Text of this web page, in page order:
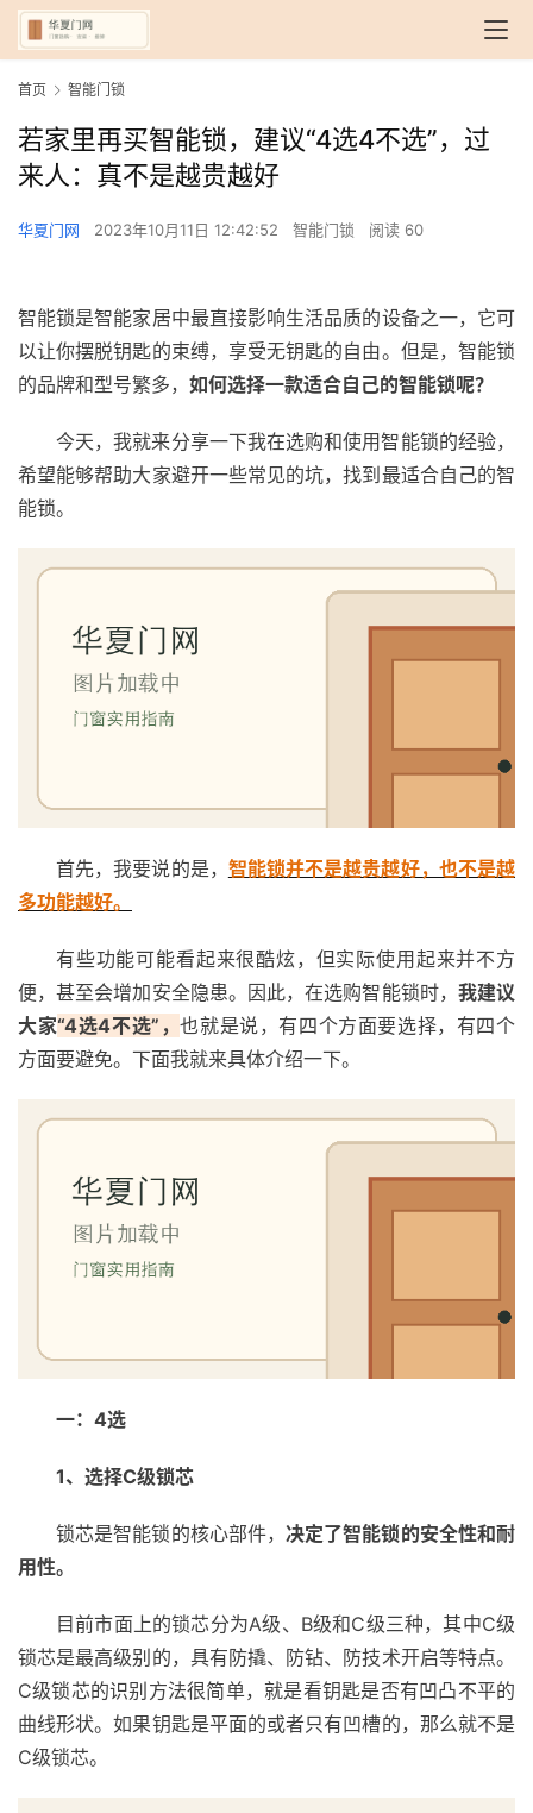
首页 智能门锁
若家里再买智能锁，建议“4选4不选”，过
来人：真不是越贵越好
华夏门网 2023年10月11日 12:42:52 智能门锁 阅读 60
智能锁是智能家居中最直接影响生活品质的设备之一，它可
以让你摆脱钥匙的束缚，享受无钥匙的自由。但是，智能锁
的品牌和型号繁多， 如何选择一款适合自己的智能锁呢？
今天，我就来分享一下我在选购和使用智能锁的经验，
希望能够帮助大家避开一些常见的坑，找到最适合自己的智
能锁。
首先，我要说的是， 智能锁并不是越贵越好，也不是越
多功能越好。
有些功能可能看起来很酷炫，但实际使用起来并不方
便，甚至会增加安全隐患。因此，在选购智能锁时， 我建议
大家“4选4不选”，也就是说，有四个方面要选择，有四个
方面要避免。下面我就来具体介绍一下。
一：4选
1、选择C级锁芯
锁芯是智能锁的核心部件，决定了智能锁的安全性和耐
用性。
目前市面上的锁芯分为A级、B级和C级三种，其中C级
锁芯是最高级别的，具有防撬、防钻、防技术开启等特点。
C级锁芯的识别方法很简单，就是看钥匙是否有凹凸不平的
曲线形状。如果钥匙是平面的或者只有凹槽的，那么就不是
C级锁芯。